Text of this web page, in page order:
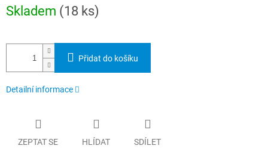
cena:
Skladem (18 ks)
Přidat do košíku
Detailní informace
ZEPTAT SE HLÍDAT SDÍLET